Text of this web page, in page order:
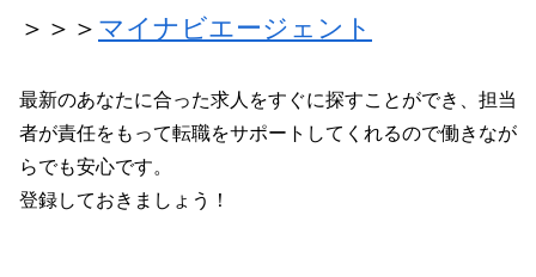
＞＞＞マイナビエージェント
最新のあなたに合った求人をすぐに探すことができ、担当
者が責任をもって転職をサポートしてくれるので働きなが
らでも安心です。
登録しておきましょう！